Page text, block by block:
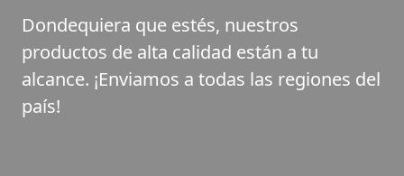
Dondequiera que estés, nuestros
productos de alta calidad están a tu
alcance. ¡Enviamos a todas las regiones del
país!